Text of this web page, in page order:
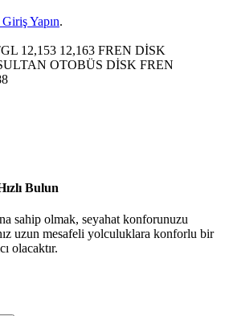
Yapın.
12,153 12,163 FREN DİSK
OTOBÜS DİSK FREN
Bulun
sahip olmak, seyahat konforunuzu
uzun mesafeli yolculuklara konforlu bir
olacaktır.